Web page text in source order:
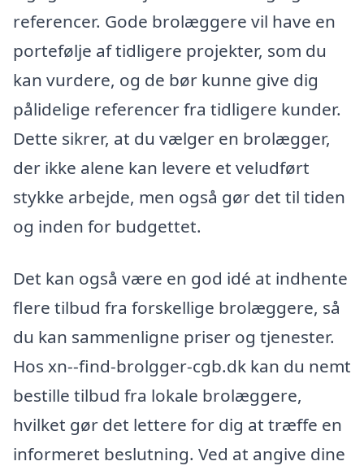
referencer. Gode brolæggere vil have en
portefølje af tidligere projekter, som du
kan vurdere, og de bør kunne give dig
pålidelige referencer fra tidligere kunder.
Dette sikrer, at du vælger en brolægger,
der ikke alene kan levere et veludført
stykke arbejde, men også gør det til tiden
og inden for budgettet.
Det kan også være en god idé at indhente
flere tilbud fra forskellige brolæggere, så
du kan sammenligne priser og tjenester.
Hos xn--find-brolgger-cgb.dk kan du nemt
bestille tilbud fra lokale brolæggere,
hvilket gør det lettere for dig at træffe en
informeret beslutning. Ved at angive dine